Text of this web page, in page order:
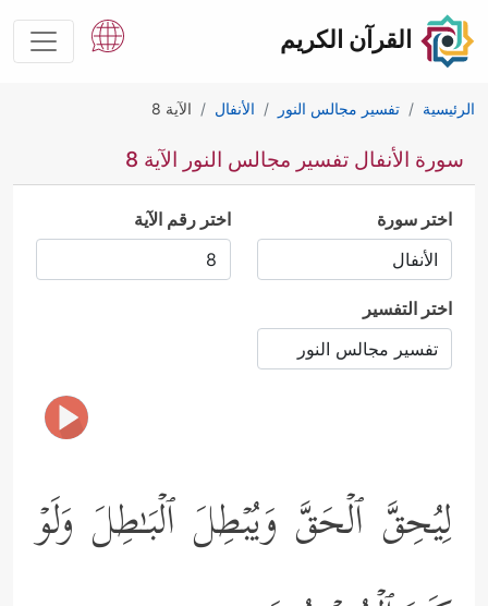
القرآن الكريم
الرئيسية تفسير مجالس النور الأنفال الآية 8
سورة الأنفال تفسير مجالس النور الآية 8
اختر سورة اختر رقم الآية
اختر التفسير
لِیُحِقَّ ٱلۡحَقَّ وَیُبۡطِلَ ٱلۡبَـٰطِلَ وَلَوۡ